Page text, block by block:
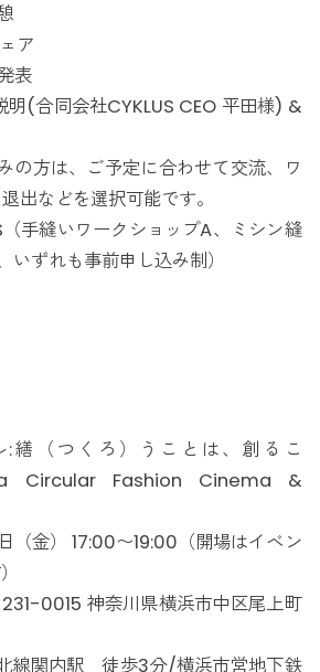
ア
表
明(合同会社CYKLUS CEO 平田様) &
の方は、ご予定に合わせて交流、ワ
出などを選択可能です。
（手縫いワークショップA、ミシン縫
いずれも事前申し込み制）
繕（つくろ）うことは、創るこ
Circular Fashion Cinema &
（金） 17:00〜19:00（開場はイベン
0015 神奈川県横浜市中区尾上町
線関内駅 徒歩3分/横浜市営地下鉄